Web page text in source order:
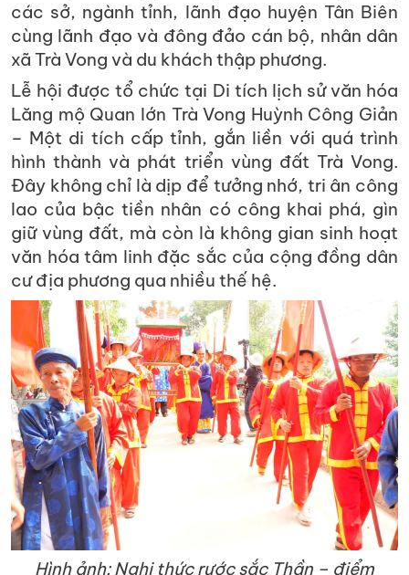
các sở, ngành tỉnh, lãnh đạo huyện Tân Biên
cùng lãnh đạo và đông đảo cán bộ, nhân dân
xã Trà Vong và du khách thập phương.
Lễ hội được tổ chức tại Di tích lịch sử văn hóa
Lăng mộ Quan lớn Trà Vong Huỳnh Công Giản
– Một di tích cấp tỉnh, gắn liền với quá trình
hình thành và phát triển vùng đất Trà Vong.
Đây không chỉ là dịp để tưởng nhớ, tri ân công
lao của bậc tiền nhân có công khai phá, gìn
giữ vùng đất, mà còn là không gian sinh hoạt
văn hóa tâm linh đặc sắc của cộng đồng dân
cư địa phương qua nhiều thế hệ.
Hình ảnh: Nghi thức rước sắc Thần – điểm